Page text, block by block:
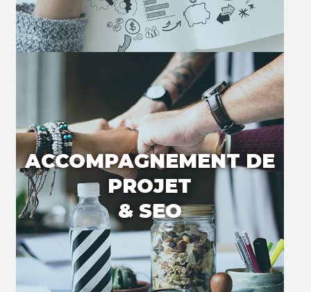
ACCOMPAGNEMENT DE
PROJET
& SEO